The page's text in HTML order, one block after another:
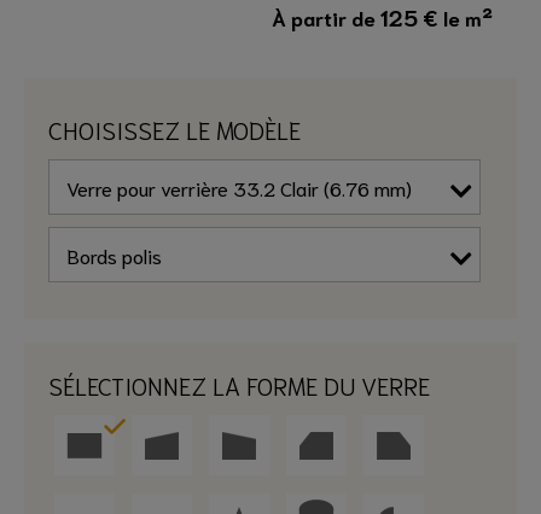
À partir de125 € le m²
CHOISISSEZ LE MODÈLE
SÉLECTIONNEZ LA FORME DU VERRE